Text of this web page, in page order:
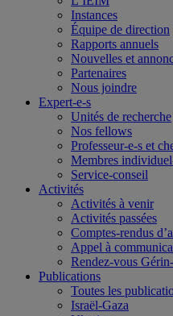
Instances
Équipe de direction
Rapports annuels
Nouvelles et
Partenaires
Nous joindre
Expert-e-s
Unités de recherche
Nos fellows
Professeur-e-s et
Membres
Service-conseil
Activités
Activités à venir
Activités passées
Comptes-rendus
Appel à
Rendez-vous
Publications
Toutes les
Israël-Gaza